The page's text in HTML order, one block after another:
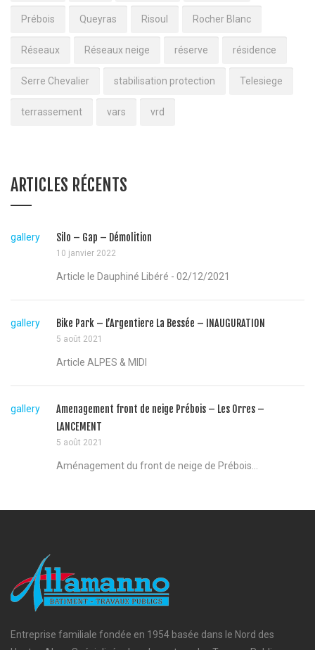
Prébois Queyras Risoul Rocher Blanc
Réseaux Réseaux neige réserve résidence
Serre Chevalier stabilisation protection Telesiege
terrassement vars vrd
ARTICLES RÉCENTS
gallery Silo – Gap – Démolition
10 janvier 2022
Article le Dauphiné Libéré - 02/12/2021
gallery Bike Park – L’Argentiere La Bessée – INAUGURATION
5 août 2021
Article ALPES & MIDI
gallery
Amenagement front de neige Prébois – Les Orres –
LANCEMENT
5 août 2021
Aménagement du front de neige de Prébois...
Entreprise familiale fondée en 1954 basée dans le Nord des